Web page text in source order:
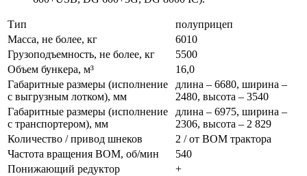
Тип
полуприцеп
Масса, не более, кг
6010
Грузоподъемность, не более, кг
5500
Объем бункера, м³
16,0
Габаритные размеры (исполнение
с выгрузным лотком), мм
длина – 6680, ширина –
2480, высота – 3540
Габаритные размеры (исполнение
с транспортером), мм
длина – 6975, ширина –
2306, высота – 2 829
Количество / привод шнеков
2 / от ВОМ трактора
Частота вращения ВОМ, об/мин
540
Понижающий редуктор
+